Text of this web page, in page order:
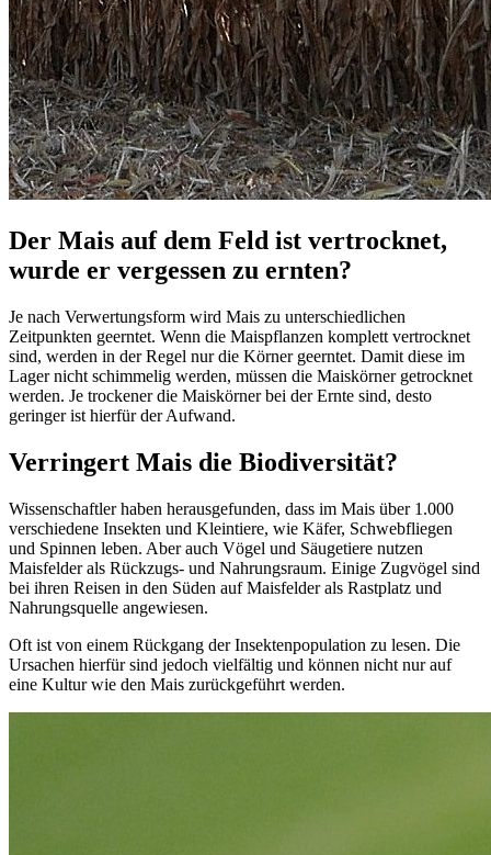
Der Mais auf dem Feld ist vertrocknet,
wurde er vergessen zu ernten?
Je nach Verwertungsform wird Mais zu unterschiedlichen
Zeitpunkten geerntet. Wenn die Maispflanzen komplett vertrocknet
sind, werden in der Regel nur die Körner geerntet. Damit diese im
Lager nicht schimmelig werden, müssen die Maiskörner getrocknet
werden. Je trockener die Maiskörner bei der Ernte sind, desto
geringer ist hierfür der Aufwand.
Verringert Mais die Biodiversität?
Wissenschaftler haben herausgefunden, dass im Mais über 1.000
verschiedene Insekten und Kleintiere, wie Käfer, Schwebfliegen
und Spinnen leben. Aber auch Vögel und Säugetiere nutzen
Maisfelder als Rückzugs- und Nahrungsraum. Einige Zugvögel sind
bei ihren Reisen in den Süden auf Maisfelder als Rastplatz und
Nahrungsquelle angewiesen.
Oft ist von einem Rückgang der Insektenpopulation zu lesen. Die
Ursachen hierfür sind jedoch vielfältig und können nicht nur auf
eine Kultur wie den Mais zurückgeführt werden.